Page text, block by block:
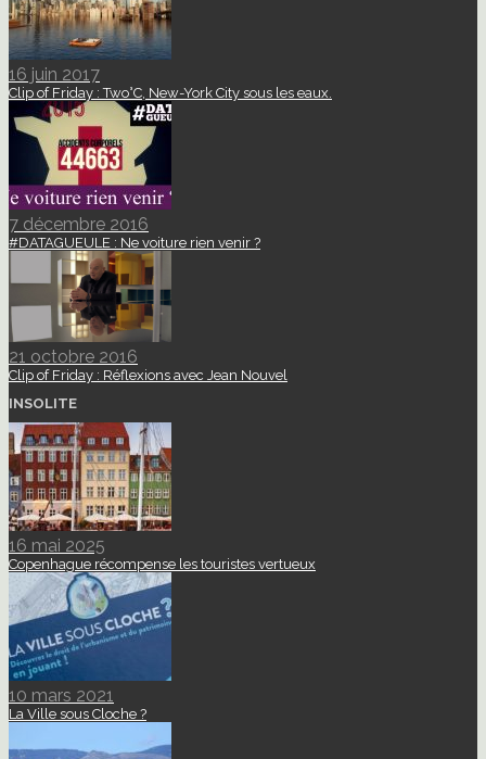
16 juin 2017
Clip of Friday : Two°C, New-York City sous les eaux.
7 décembre 2016
#DATAGUEULE : Ne voiture rien venir ?
21 octobre 2016
Clip of Friday : Réflexions avec Jean Nouvel
INSOLITE
16 mai 2025
Copenhague récompense les touristes vertueux
10 mars 2021
La Ville sous Cloche ?